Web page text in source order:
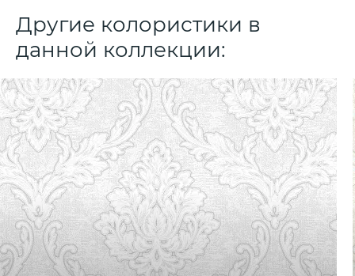
Другие колористики в
данной коллекции: